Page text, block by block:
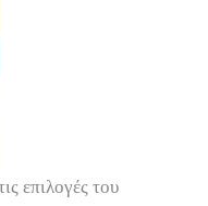
επιλογές του